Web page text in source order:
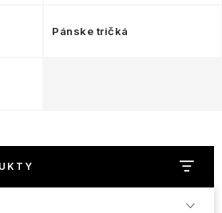
Pánske tričká